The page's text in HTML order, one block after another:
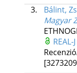
3.
Bálint,
Magyar
REAL-J